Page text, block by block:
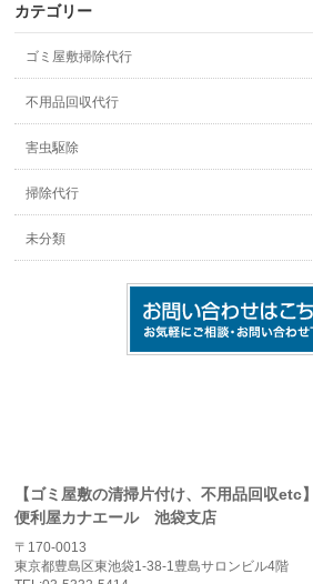
カテゴリー
ゴミ屋敷掃除代行
不用品回収代行
害虫駆除
掃除代行
未分類
【ゴミ屋敷の清掃片付け、不用品回収etc】
便利屋カナエール 池袋支店
〒170-0013
東京都豊島区東池袋1-38-1豊島サロンビル4階